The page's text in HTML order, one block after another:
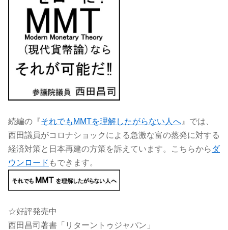
続編の『それでもMMTを理解したがらない人へ 』では、
西田議員がコロナショックによる急激な富の蒸発に対する
経済対策と日本再建の方策を訴えています。こちらから ダ
ウンロード もできます。
☆好評発売中
西田昌司著書「リターントゥジャパン」